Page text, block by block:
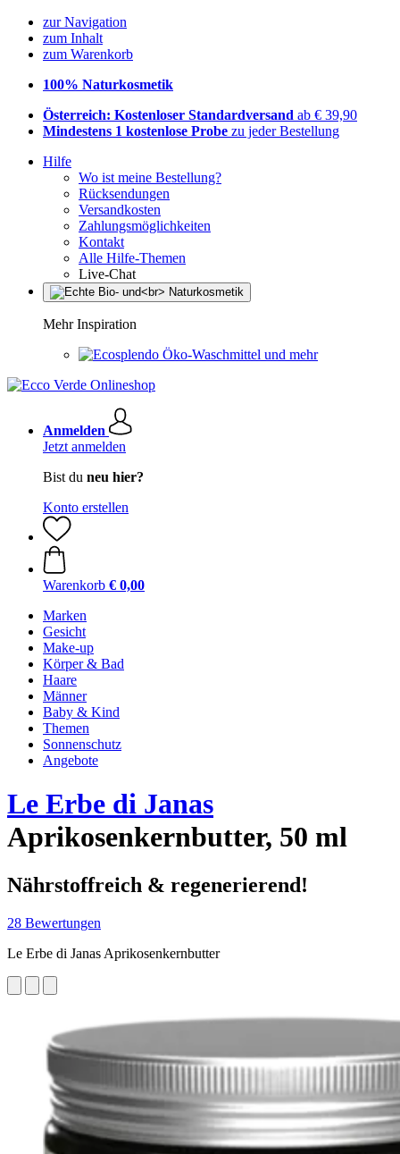
zur Navigation
zum Inhalt
zum Warenkorb
100% Naturkosmetik
Österreich: Kostenloser Standardversand ab € 39,90
Mindestens 1 kostenlose Probe zu jeder Bestellung
Hilfe
Wo ist meine Bestellung?
Rücksendungen
Versandkosten
Zahlungsmöglichkeiten
Kontakt
Alle Hilfe-Themen
Live-Chat
Mehr Inspiration
Öko-Waschmittel und mehr
Anmelden
Jetzt anmelden
Bist du neu hier?
Konto erstellen
Warenkorb € 0,00
Marken
Gesicht
Make-up
Körper & Bad
Haare
Männer
Baby & Kind
Themen
Sonnenschutz
Angebote
Le Erbe di Janas
Aprikosenkernbutter, 50 ml
Nährstoffreich & regenerierend!
28 Bewertungen
Le Erbe di Janas Aprikosenkernbutter